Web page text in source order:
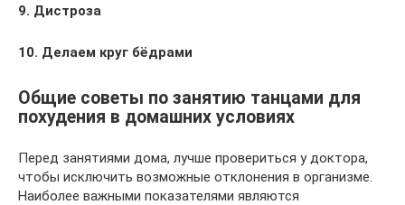
9. Дистроза
10. Делаем круг бёдрами
Общие советы по занятию танцами для
похудения в домашних условиях
Перед занятиями дома, лучше провериться у доктора,
чтобы исключить возможные отклонения в организме.
Наиболее важными показателями являются